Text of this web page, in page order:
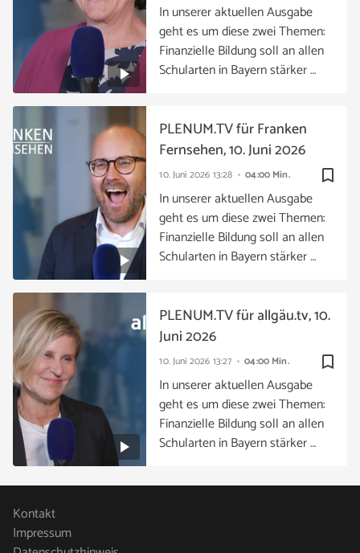
In unserer aktuellen Ausgabe
geht es um diese zwei Themen:
Finanzielle Bildung soll an allen
Schularten in Bayern stärker …
bookmark_border
10. Juni 2026 13:28 04:00 Min.
PLENUM.TV für Franken
Fernsehen, 10. Juni 2026
In unserer aktuellen Ausgabe
geht es um diese zwei Themen:
Finanzielle Bildung soll an allen
Schularten in Bayern stärker …
bookmark_border
10. Juni 2026 13:27 04:00 Min.
PLENUM.TV für allgäu.tv, 10.
Juni 2026
In unserer aktuellen Ausgabe
geht es um diese zwei Themen:
Finanzielle Bildung soll an allen
Schularten in Bayern stärker …
Kontakt
Impressum